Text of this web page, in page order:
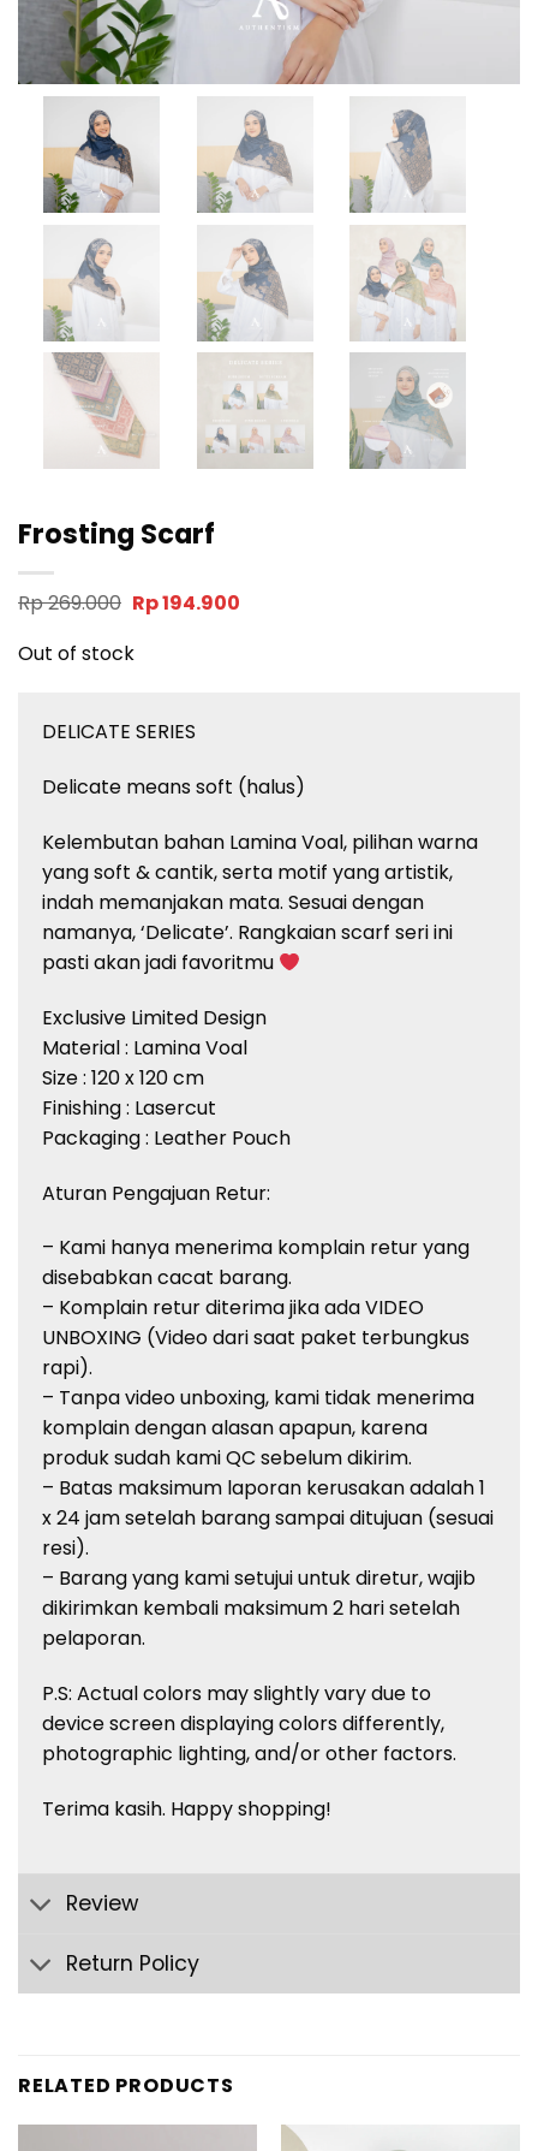
Frosting Scarf
Rp269.000 Original
price
Rp 269.000.
Rp194.900Current
Out of stock
DELICATE SERIES
Delicate means soft (halus)
Kelembutan bahan Lamina Voal, pilihan warna
yang soft & cantik, serta motif yang artistik,
indah memanjakan mata. Sesuai dengan
namanya, ‘Delicate’. Rangkaian scarf seri ini
pasti akan jadi favoritmu
Exclusive Limited Design
Material : Lamina Voal
Size : 120 x 120 cm
Finishing : Lasercut
Packaging : Leather Pouch
Aturan Pengajuan Retur:
– Kami hanya menerima komplain retur yang
disebabkan cacat barang.
– Komplain retur diterima jika ada VIDEO
UNBOXING (Video dari saat paket terbungkus
rapi).
– Tanpa video unboxing, kami tidak menerima
komplain dengan alasan apapun, karena
produk sudah kami QC sebelum dikirim.
– Batas maksimum laporan kerusakan adalah 1
x 24 jam setelah barang sampai ditujuan (sesuai
resi).
– Barang yang kami setujui untuk diretur, wajib
dikirimkan kembali maksimum 2 hari setelah
pelaporan.
P.S: Actual colors may slightly vary due to
device screen displaying colors differently,
photographic lighting, and/or other factors.
Terima kasih. Happy shopping!
Review
Return Policy
RELATED PRODUCTS